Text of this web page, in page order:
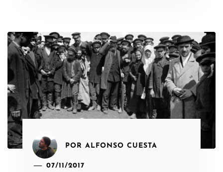
POR ALFONSO CUESTA
07/11/2017